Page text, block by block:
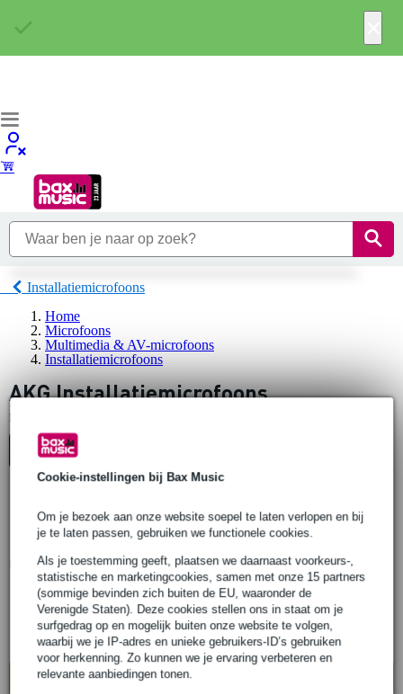
Cookie-instellingen bij Bax Music
Om je bezoek aan onze website soepel te laten verlopen en bij
je te laten passen, gebruiken we functionele cookies.
Als je toestemming geeft, plaatsen we daarnaast voorkeurs-,
statistische en marketingcookies, samen met onze 15 partners
(sommige bevinden zich buiten de EU, waaronder de
Verenigde Staten). Deze cookies stellen ons in staat om je
surfgedrag op en mogelijk buiten onze website te volgen,
waarbij we je IP-adres en unieke gebruikers-ID’s gebruiken
voor herkenning. Zo kunnen we je ervaring verbeteren en
relevante aanbiedingen tonen.
Installatiemicrofoons
Home
Microfoons
Multimedia & AV-microfoons
Installatiemicrofoons
AKG Installatiemicrofoons
Er is
Top-10
AKG ST6 tafelstandaard voor 3-punts
XLR microfoons
Adviesprijs € 162,- € 149,-
Bestel nu en ontvang binnen circa 13
werkdagen
In mijn winkelwagen